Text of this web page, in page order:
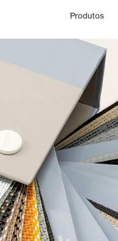
Produtos
Pérgulas
Alicantinas e Cortinas exteriores
Escritórios
Canal Ético